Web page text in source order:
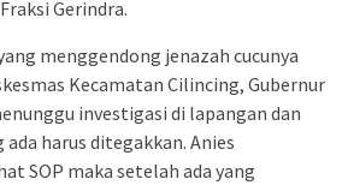
Gerindra.
menggendong jenazah cucunya
Kecamatan Cilincing, Gubernur
investigasi di lapangan dan
ada harus ditegakkan. Anies
SOP maka setelah ada yang